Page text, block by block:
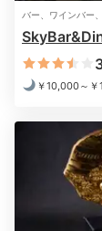
08:00
焼き立
朝から
バー、ワインバー
￥10,000～